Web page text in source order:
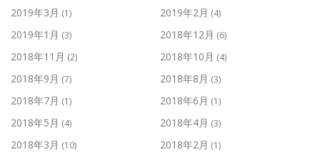
2019年3月 (1) 2019年2月 (4)
2019年1月 (3) 2018年12月 (6)
2018年11月 (2) 2018年10月 (4)
2018年9月 (7) 2018年8月 (3)
2018年7月 (1) 2018年6月 (1)
2018年5月 (4) 2018年4月 (3)
2018年3月 (10) 2018年2月 (1)